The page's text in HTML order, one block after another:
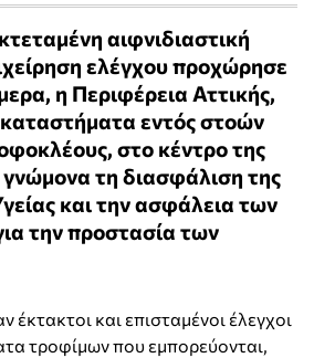
αιφνιδιαστική
ελέγχου προχώρησε
η Περιφέρεια Αττικής,
εντός στοών
στο κέντρο της
τη διασφάλιση της
και την ασφάλεια των
την προστασία των
έκτακτοι και επισταμένοι έλεγχοι
τροφίμων που εμπορεύονται,